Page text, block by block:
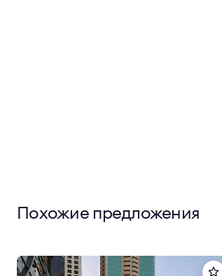
Похожие предложения